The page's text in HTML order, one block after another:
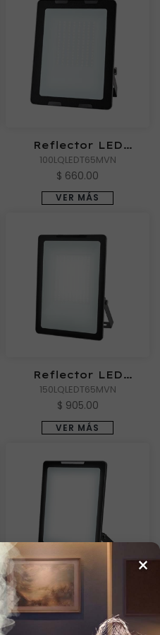
Reflector LED
Exterior ZIBAL V de
Luz de Día
100LQLEDT65MVN
$ 660.00
VER MÁS
Reflector LED
Exterior ZIBAL VI de
Luz de Día
150LQLEDT65MVN
$ 905.00
VER MÁS
Reflector LED
Exterior ZIBAL VIII
300LQLEDT65MVN
×